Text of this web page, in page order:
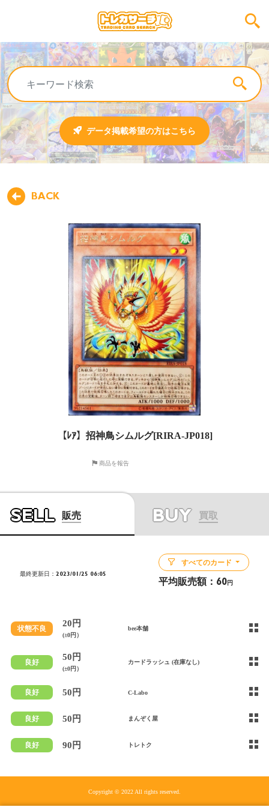
データ掲載希望の方はこちら
BACK
【ﾚｱ】招神鳥シムルグ[RIRA-JP018]
商品を報告
SELL 販売 BUY 買取
最終更新日：2023/01/25 06:05
すべてのカード
平均販売額： 60円
状態不良
20円
(±0円）
bee本舗
良好
50円
(±0円）
カードラッシュ (在庫なし)
良好 50円 C-Labo
良好 50円 まんぞく屋
良好 90円 トレトク
Copyright © 2022 All rights reserved.